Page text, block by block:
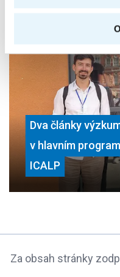
Dva články
v hlavním
ICALP
Za obsah stránky